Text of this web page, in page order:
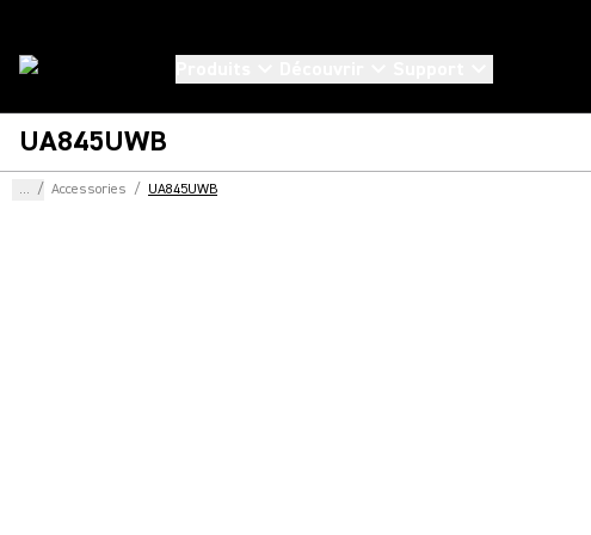
UA845UWB
... / Accessories / UA845UWB